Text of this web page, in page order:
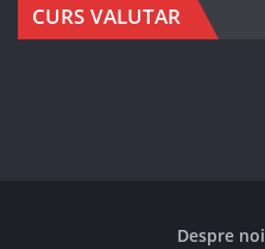
CURS VALUTAR
Despre noi